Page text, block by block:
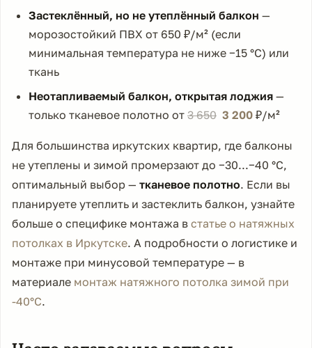
Застеклённый, но не утеплённый балкон —
морозостойкий ПВХ от 650 ₽/м² (если
минимальная температура не ниже −15 °C) или
ткань
Неотапливаемый балкон, открытая лоджия —
только тканевое полотно от 3 650 3 200 ₽/м²
Для большинства иркутских квартир, где балконы
не утеплены и зимой промерзают до −30...−40 °C,
оптимальный выбор — тканевое полотно. Если вы
планируете утеплить и застеклить балкон, узнайте
больше о специфике монтажа в статье о натяжных
потолках в Иркутске. А подробности о логистике и
монтаже при минусовой температуре — в
материале монтаж натяжного потолка зимой при
-40°C.